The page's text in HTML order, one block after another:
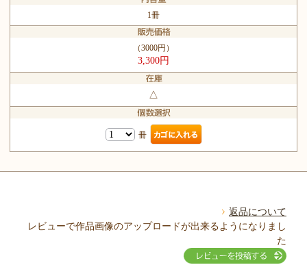
1冊
（3000円）
3,300円
△
冊
返品について
レビューで作品画像のアップロードが出来るようになりまし
た